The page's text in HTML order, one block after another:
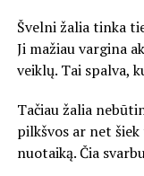
Švelni žalia tinka
Ji mažiau vargina
veiklų. Tai spalva,
Tačiau žalia
pilkšvos ar net
nuotaiką. Čia